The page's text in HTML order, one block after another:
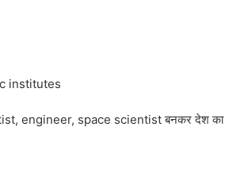
institutes
engineer, space scientist बनकर देश का